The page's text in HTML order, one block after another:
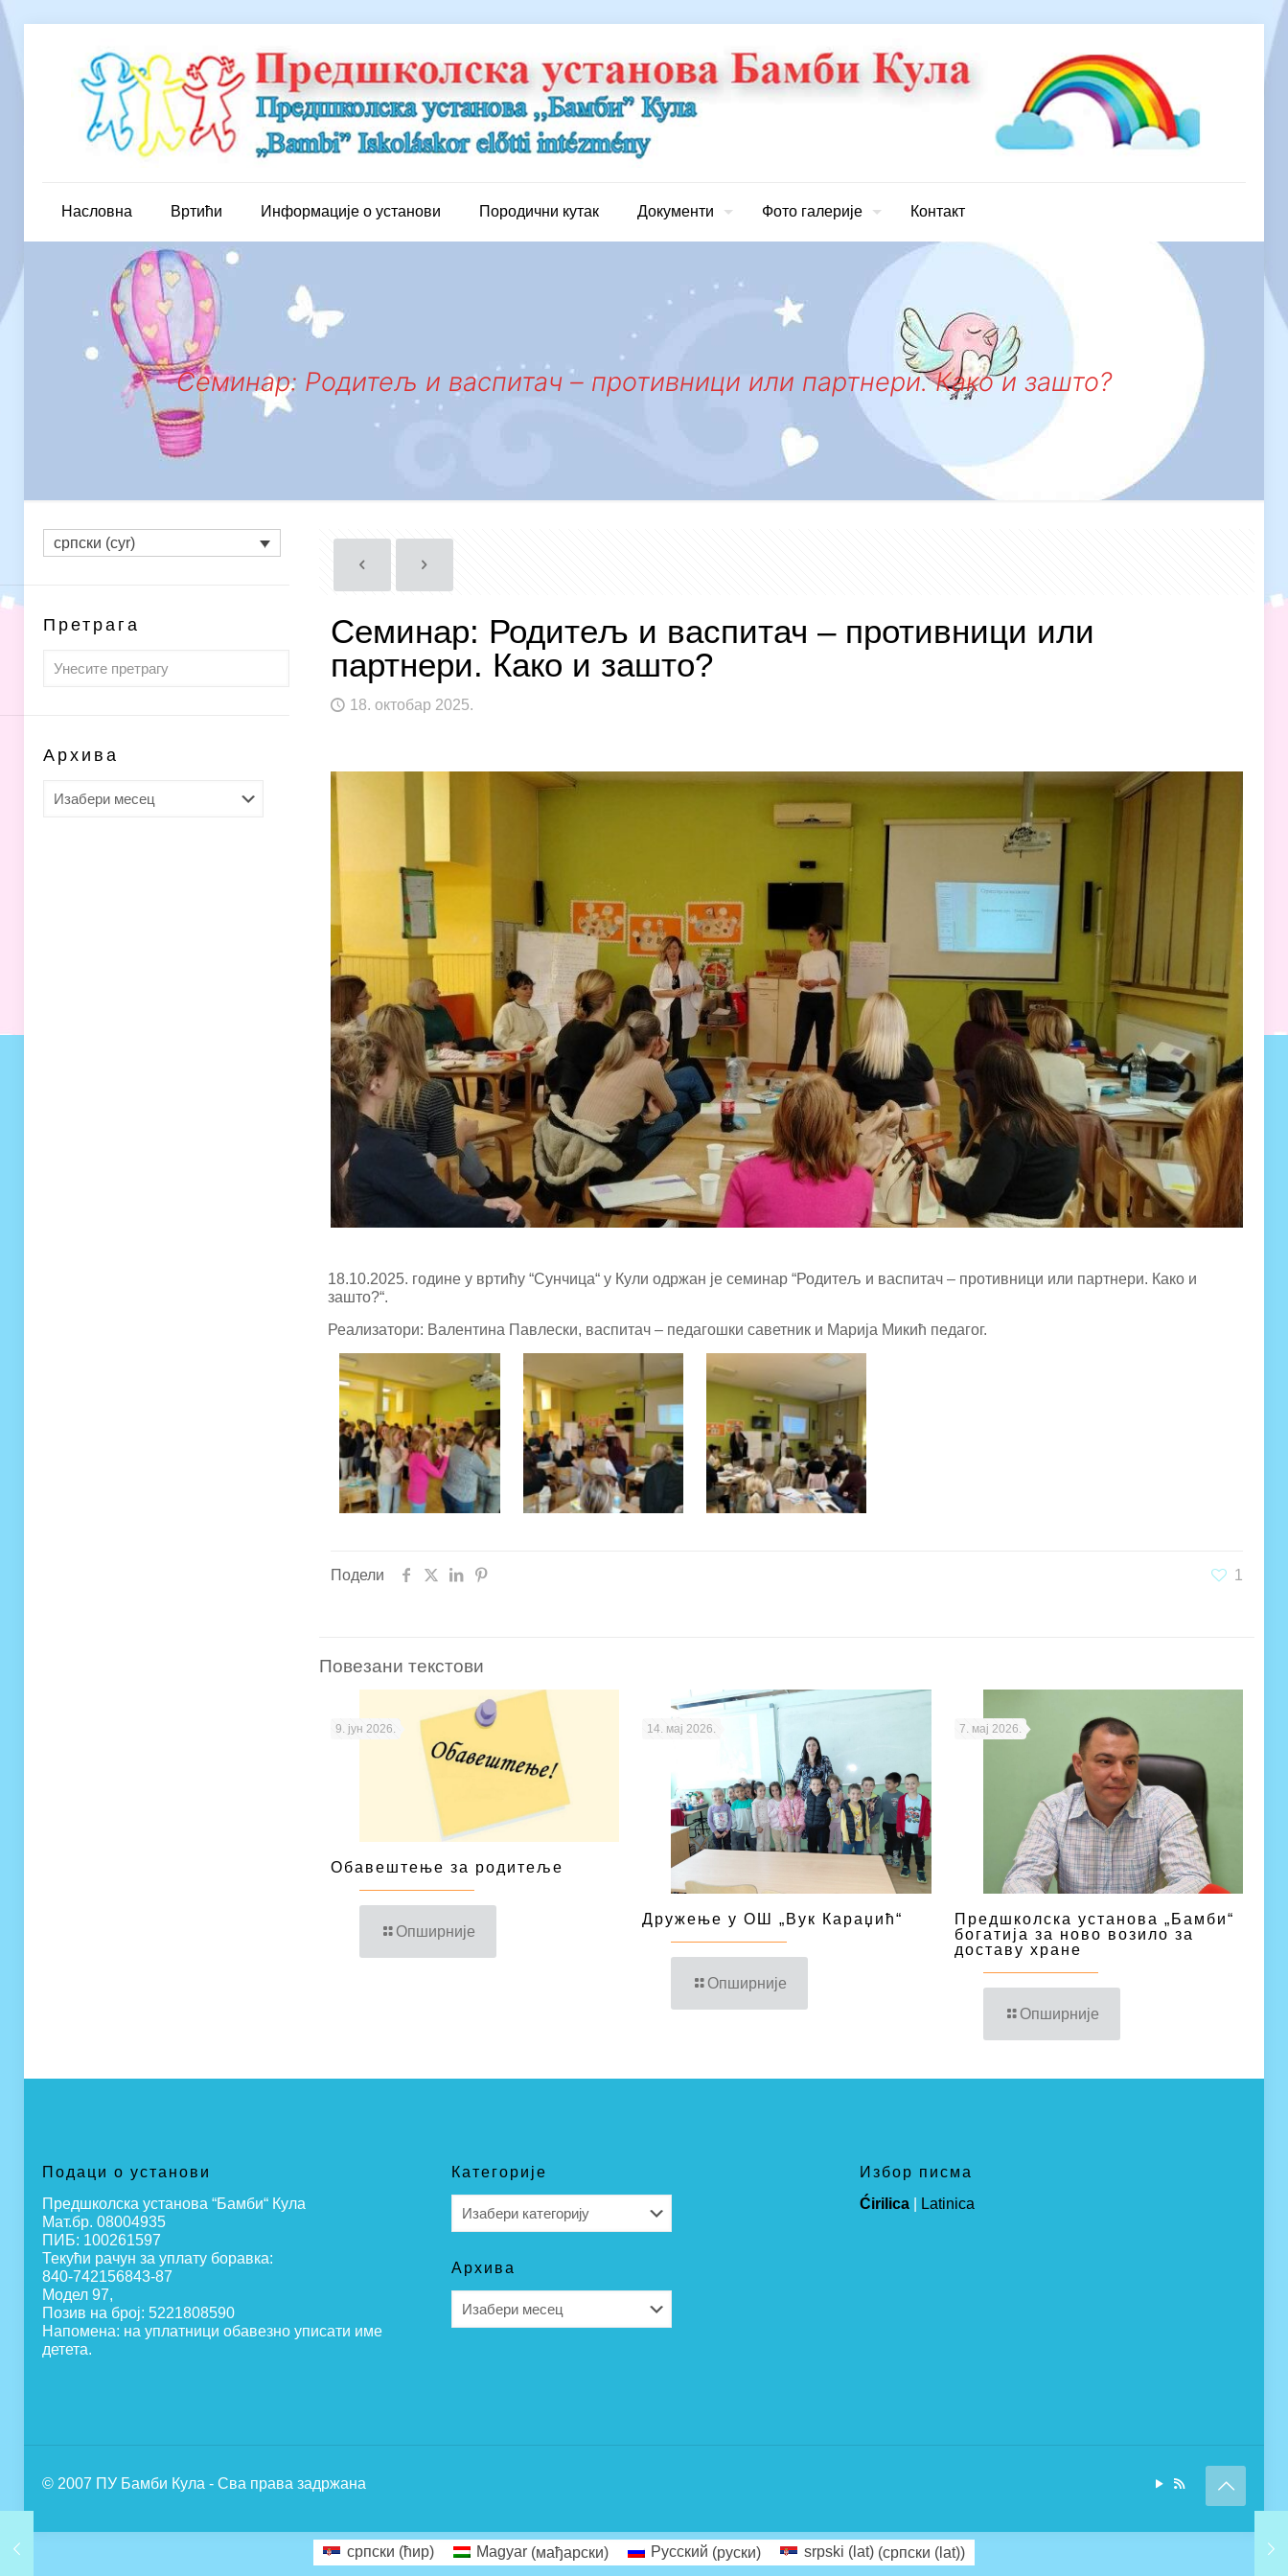
Насловна Вртићи Информације о установи Породични кутак Документи Фото галерије Контакт
Семинар: Родитељ и васпитач – противници или партнери. Како и зашто?
Семинар: Родитељ и васпитач – противници или
партнери. Како и зашто?
18. октобар 2025.
18.10.2025. године у вртићу “Сунчица“ у Кули одржан је семинар “Родитељ и васпитач – противници или партнери. Како и
зашто?“.
Реализатори: Валентина Павлески, васпитач – педагошки саветник и Марија Микић педагог.
Подели 1
Повезани текстови
9. јун 2026.
Обавештење за родитеље
Опширније
14. мај 2026.
Дружење у ОШ „Вук Караџић“
Опширније
7. мај 2026.
Предшколска установа „Бамби“
богатија за ново возило за
доставу хране
Опширније
српски (cyr)
Претрага
Архива
Подаци о установи
Предшколска установа “Бамби“ Кула
Мат.бр. 08004935
ПИБ: 100261597
Текући рачун за уплату боравка:
840-742156843-87
Модел 97,
Позив на број: 5221808590
Напомена: на уплатници обавезно уписати име
детета.
Категорије
Архива
Избор писма
Ćirilica
Latinica
© 2007 ПУ Бамби Кула - Сва права задржана
српски (ћир) Magyar (мађарски) Русский (руски) srpski (lat)(српски (lat))